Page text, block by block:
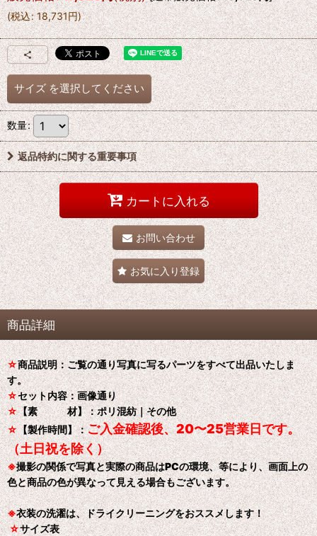
(税込: 18,731円)
サイズ を選択してください
数量:
返品特約に関する重要事項
カートに入れる
お問い合わせ
お気に入り登録
商品詳細
☆商品説明：ご覧の通り写真に写るパーツをすべて出品いたしま
す。
☆セット内容：画像通り
☆【素 材】：ポリ混紡｜その他
☆【製作時間】：ご入金確認後、20〜25営業日です。
（土日祝を除く）
※撮影の関係で写真と実際の商品はPCの環境、等により、画面上の
色と商品の色が異なって見える場合もございます。
※衣装の洗濯は、ドライクリーニングをおススメします！
☆サイズ表